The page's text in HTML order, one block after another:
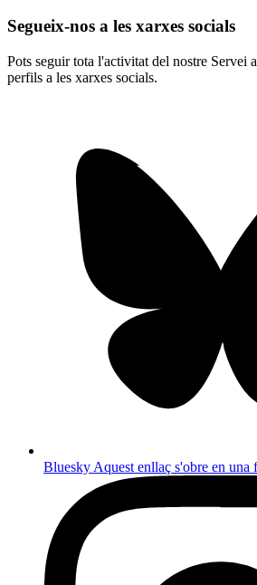
Segueix-nos a les xarxes socials
Pots seguir tota l'activitat del nostre Servei
perfils a les xarxes socials.
Bluesky Aquest enllaç s'obre en una